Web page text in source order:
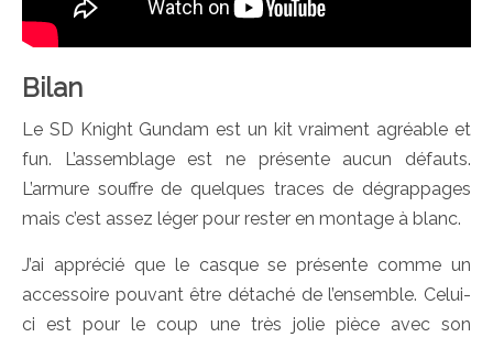
Bilan
Le SD Knight Gundam est un kit vraiment agréable et
fun. L’assemblage est ne présente aucun défauts.
L’armure souffre de quelques traces de dégrappages
mais c’est assez léger pour rester en montage à blanc.
J’ai apprécié que le casque se présente comme un
accessoire pouvant être détaché de l’ensemble. Celui-
ci est pour le coup une très jolie pièce avec son